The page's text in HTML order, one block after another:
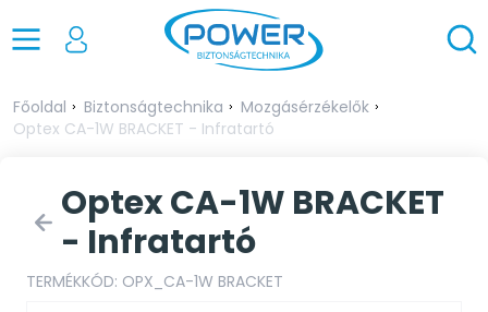
Főoldal Biztonságtechnika
Mozgásérzékelők
Optex CA-1W BRACKET - Infratartó
Optex CA-1W BRACKET
- Infratartó
TERMÉKKÓD: OPX_CA-1W BRACKET